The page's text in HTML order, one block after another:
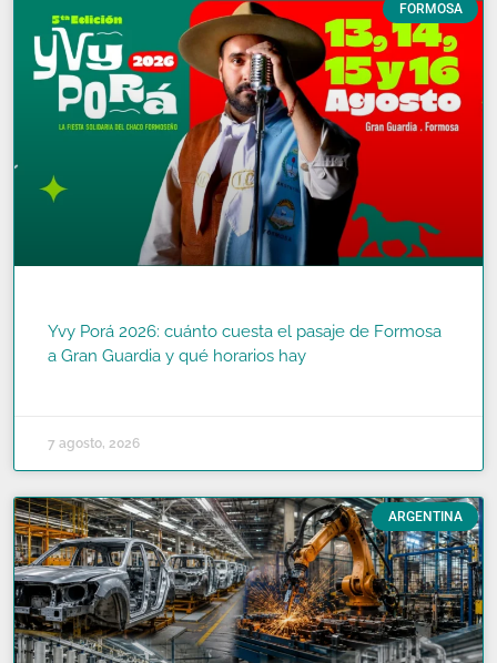
FORMOSA
Yvy Porá 2026: cuánto cuesta el pasaje de Formosa
a Gran Guardia y qué horarios hay
7 agosto, 2026
ARGENTINA